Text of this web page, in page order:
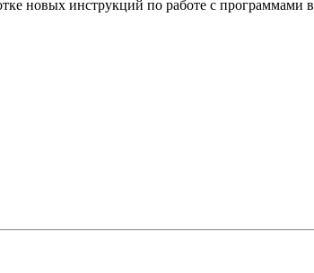
новых инструкций по работе с программами в